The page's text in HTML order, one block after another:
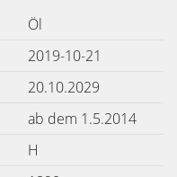
Öl
2019-10-21
20.10.2029
ab dem 1.5.2014
H